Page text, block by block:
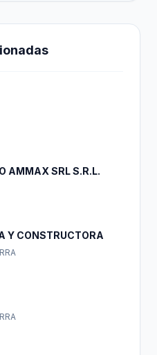
AMMAX SRL S.R.L.
Y CONSTRUCTORA